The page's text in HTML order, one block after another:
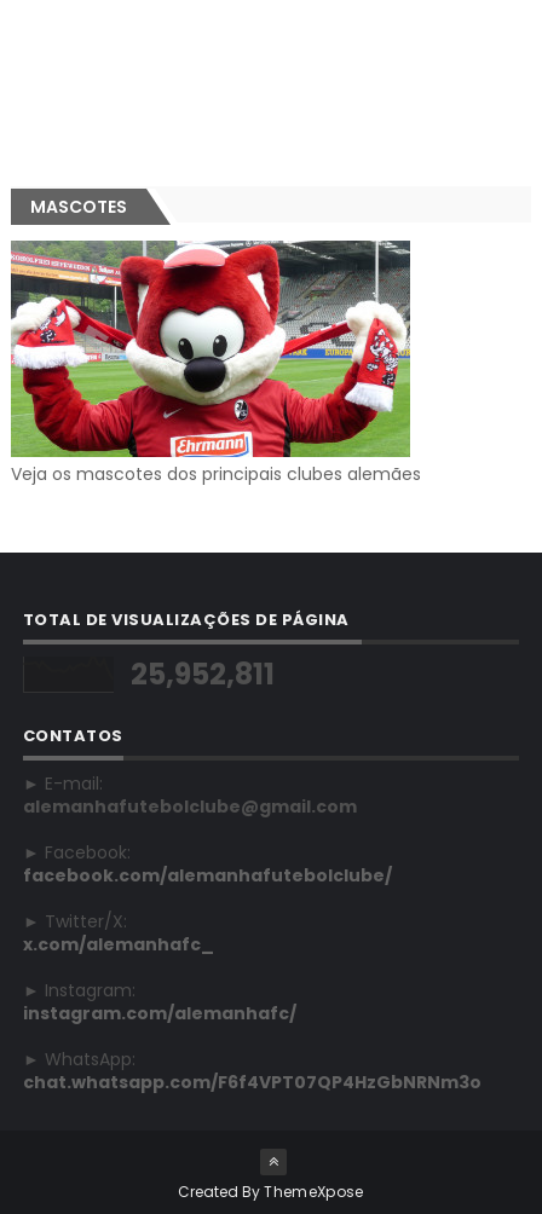
MASCOTES
Veja os mascotes dos principais clubes alemães
TOTAL DE VISUALIZAÇÕES DE PÁGINA
25,952,811
CONTATOS
► E-mail:
alemanhafutebolclube@gmail.com
► Facebook:
facebook.com/alemanhafutebolclube/
► Twitter/X:
x.com/alemanhafc_
► Instagram:
instagram.com/alemanhafc/
► WhatsApp:
chat.whatsapp.com/F6f4VPT07QP4HzGbNRNm3o
Created ByThemeXpose